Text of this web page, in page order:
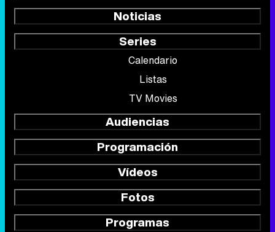
Noticias
Series
Calendario
Listas
TV Movies
Audiencias
Programación
Vídeos
Fotos
Programas